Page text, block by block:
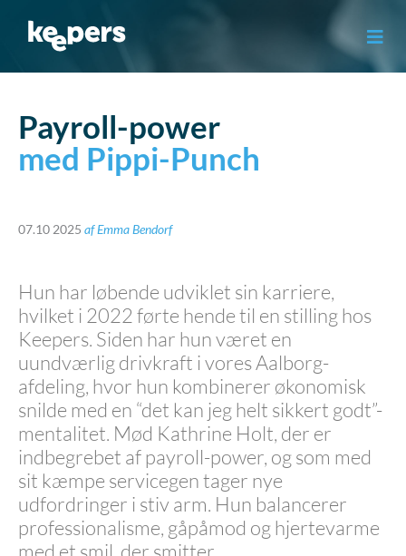
indholdet
Payroll-power
med Pippi-Punch
07.10 2025 afEmma Bendorf
Hun har løbende udviklet sin karriere,
hvilket i 2022 førte hende til en stilling hos
Keepers. Siden har hun været en
uundværlig drivkraft i vores Aalborg-
afdeling, hvor hun kombinerer økonomisk
snilde med en “det kan jeg helt sikkert godt”-
mentalitet. Mød Kathrine Holt, der er
indbegrebet af payroll-power, og som med
sit kæmpe servicegen tager nye
udfordringer i stiv arm. Hun balancerer
professionalisme, gåpåmod og hjertevarme
med et smil, der smitter.